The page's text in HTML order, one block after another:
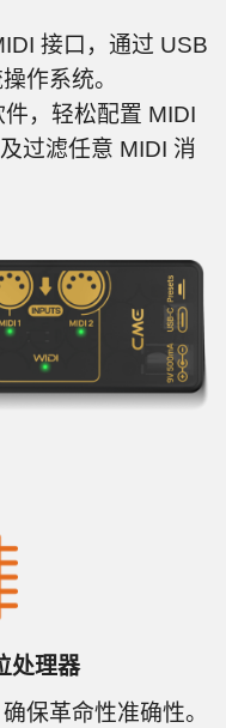
接口，通过 USB
作系统。
，轻松配置 MIDI
过滤任意 MIDI 消
处理器
保革命性准确性。